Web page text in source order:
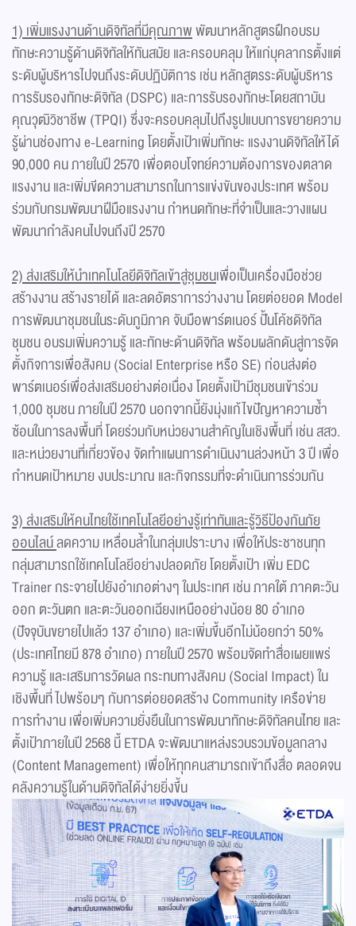
1) เพิ่มแรงงานด้านดิจิทัลที่มีคุณภาพพัฒนาหลักสูตรฝึกอบรม
ทักษะความรู้ด้านดิจิทัลให้ทันสมัย และครอบคลุม ให้แก่บุคลากรตั้งแต่
ระดับผู้บริหารไปจนถึงระดับปฏิบัติการ เช่น หลักสูตรระดับผู้บริหาร
การรับรองทักษะดิจิทัล (DSPC) และการรับรองทักษะโดยสถาบัน
คุณวุฒิวิชาชีพ (TPQI) ซึ่งจะครอบคลุมไปถึงรูปแบบการขยายความ
รู้ผ่านช่องทาง e-Learning โดยตั้งเป้าเพิ่มทักษะ แรงงานดิจิทัลให้ได้
90,000 คน ภายในปี 2570 เพื่อตอบโจทย์ความต้องการของตลาด
แรงงาน และเพิ่มขีดความสามารถในการแข่งขันของประเทศ พร้อม
ร่วมกับกรมพัฒนาฝีมือแรงงาน กำหนดทักษะที่จำเป็นและวางแผน
พัฒนากำลังคนไปจนถึงปี 2570
2) ส่งเสริมให้นำเทคโนโลยีดิจิทัลเข้าสู่ชุมชนเพื่อเป็นเครื่องมือช่วย
สร้างงาน สร้างรายได้ และลดอัตราการว่างงาน โดยต่อยอด Model
การพัฒนาชุมชนในระดับภูมิภาค จับมือพาร์ตเนอร์ ปั้นโค้ชดิจิทัล
ชุมชน อบรมเพิ่มความรู้ และทักษะด้านดิจิทัล พร้อมผลักดันสู่การจัด
ตั้งกิจการเพื่อสังคม (Social Enterprise หรือ SE) ก่อนส่งต่อ
พาร์ตเนอร์เพื่อส่งเสริมอย่างต่อเนื่อง โดยตั้งเป้ามีชุมชนเข้าร่วม
1,000 ชุมชน ภายในปี 2570 นอกจากนี้ยังมุ่งแก้ไขปัญหาความซ้ำ
ซ้อนในการลงพื้นที่ โดยร่วมกับหน่วยงานสำคัญในเชิงพื้นที่ เช่น สสว.
และหน่วยงานที่เกี่ยวข้อง จัดทำแผนการดำเนินงานล่วงหน้า 3 ปี เพื่อ
กำหนดเป้าหมาย งบประมาณ และกิจกรรมที่จะดำเนินการร่วมกัน
3) ส่งเสริมให้คนไทยใช้เทคโนโลยีอย่างรู้เท่าทันและรู้วิธีป้องกันภัย
ออนไลน์ลดความ เหลื่อมล้ำในกลุ่มเปราะบาง เพื่อให้ประชาชนทุก
กลุ่มสามารถใช้เทคโนโลยีอย่างปลอดภัย โดยตั้งเป้า เพิ่ม EDC
Trainer กระจายไปยังอำเภอต่างๆ ในประเทศ เช่น ภาคใต้ ภาคตะวัน
ออก ตะวันตก และตะวันออกเฉียงเหนืออย่างน้อย 80 อำเภอ
(ปัจจุบันขยายไปแล้ว 137 อำเภอ) และเพิ่มขึ้นอีกไม่น้อยกว่า 50%
(ประเทศไทยมี 878 อำเภอ) ภายในปี 2570 พร้อมจัดทำสื่อเผยแพร่
ความรู้ และเสริมการวัดผล กระทบทางสังคม (Social Impact) ใน
เชิงพื้นที่ ไปพร้อมๆ กับการต่อยอดสร้าง Community เครือข่าย
การทำงาน เพื่อเพิ่มความยั่งยืนในการพัฒนาทักษะดิจิทัลคนไทย และ
ตั้งเป้าภายในปี 2568 นี้ ETDA จะพัฒนาแหล่งรวบรวมข้อมูลกลาง
(Content Management) เพื่อให้ทุกคนสามารถเข้าถึงสื่อ ตลอดจน
คลังความรู้ในด้านดิจิทัลได้ง่ายยิ่งขึ้น